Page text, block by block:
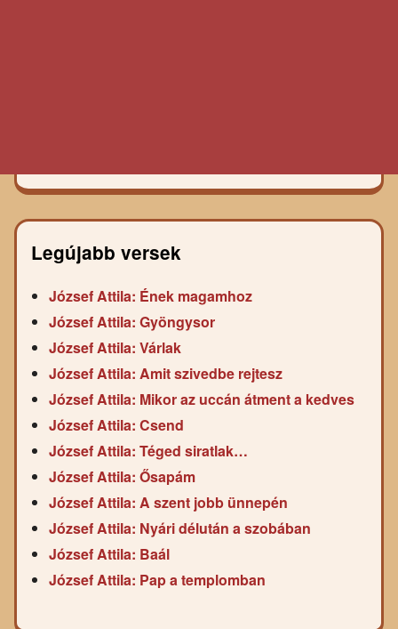
Legújabb versek
József Attila: Ének magamhoz
József Attila: Gyöngysor
József Attila: Várlak
József Attila: Amit szivedbe rejtesz
József Attila: Mikor az uccán átment a kedves
József Attila: Csend
József Attila: Téged siratlak…
József Attila: Ősapám
József Attila: A szent jobb ünnepén
József Attila: Nyári délután a szobában
József Attila: Baál
József Attila: Pap a templomban